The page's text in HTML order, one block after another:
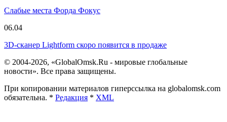
Слабые места Форда Фокус
06.04
3D-сканер Lightform скоро появится в продаже
© 2004-2026, «GlobalOmsk.Ru - мировые глобальные
новости». Все права защищены.
При копировании материалов гиперссылка на globalomsk.com
обязательна. * Редакция * XML